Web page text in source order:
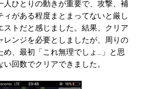
人ひとりの動きが重要で、攻撃、補
ィがある程度まとまってないと厳し
ストだと感じました。結果、クリア
レンジを必要としましたが、周りの
め、最初「これ無理でしょ…」と思
い回数でクリアできました。